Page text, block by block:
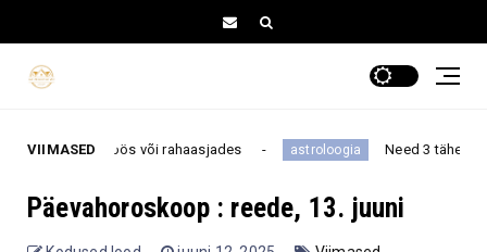
VIIMASED
töös või rahaasjades astroloogia Need 3 tähemärki
Päevahoroskoop : reede, 13. juuni